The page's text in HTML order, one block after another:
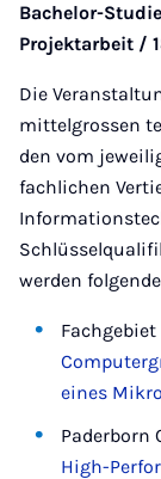
Bachelor-
Projektarbeit /
Die
mittelgrossen
den vom
fachlichen
werden
eines
Paderborn
High-